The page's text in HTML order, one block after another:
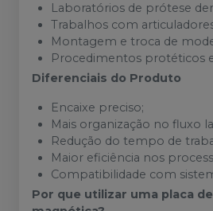
Laboratórios de prótese
Trabalhos com
Montagem e troca de
Procedimentos protéticos
Diferenciais do Produto
Encaixe preciso;
Mais organização no fluxo
Redução do tempo de
Maior eficiência nos
Compatibilidade com
Por que utilizar uma placa